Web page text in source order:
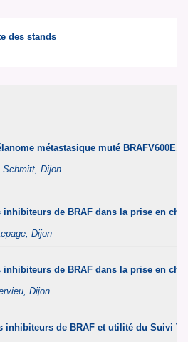
des stands
métastasique muté
Schmitt,Dijon
de BRAF dans la prise en
Dijon
de BRAF dans la prise en
Dijon
inhibiteurs de BRAF et utilité du Suivi